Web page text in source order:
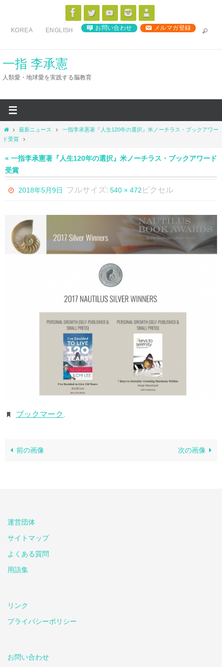
ス
KOREA ENGLISH お問い合わせ メルマガ登録
一指 李承憲
人類愛・地球愛を実践する脳教育
ホ
ー
最新ニュース
一指李承憲著『人生120年の選択』米ノーチラス・ブックアワー
ド受賞
« 一指李承憲著『人生120年の選択』米ノーチラス・ブックアワード
受賞
2018年5月9日 フルサイズ:540 × 472 ピクセル
ブックマーク .
前の画像 次の画像
運営団体
サイトマップ
よくある質問
用語集
リンク
プライバシーポリシー
お問い合わせ